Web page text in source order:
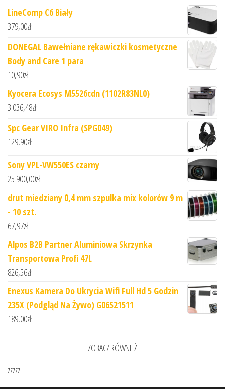
LineComp C6 Biały
379,00zł
DONEGAL Bawełniane rękawiczki kosmetyczne
Body and Care 1 para
10,90zł
Kyocera Ecosys M5526cdn (1102R83NL0)
3 036,48zł
Spc Gear VIRO Infra (SPG049)
129,90zł
Sony VPL-VW550ES czarny
25 900,00zł
drut miedziany 0,4 mm szpulka mix kolorów 9 m
- 10 szt.
67,97zł
Alpos B2B Partner Aluminiowa Skrzynka
Transportowa Profi 47L
826,56zł
Enexus Kamera Do Ukrycia Wifi Full Hd 5 Godzin
235X (Podgląd Na Żywo) G06521511
189,00zł
ZOBACZ RÓWNIEŻ
zzzzz